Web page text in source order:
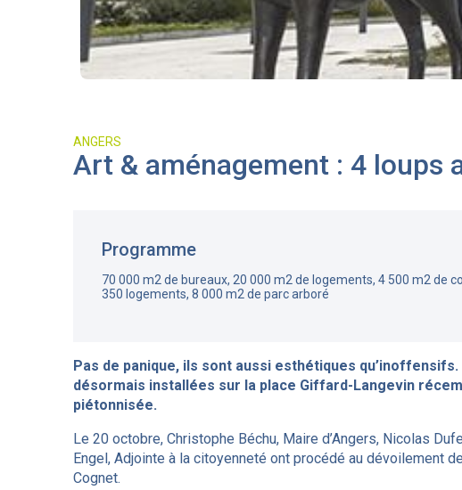
ANGERS
Art & aménagement : 4 loups
Programme
70 000 m2 de bureaux, 20 000 m2 de logements, 4 500 m2 de
350 logements, 8 000 m2 de parc arboré
Pas de panique, ils sont aussi esthétiques
désormais installées sur la place Giffard-Langevin
piétonnisée.
Le 20 octobre, Christophe Béchu, Maire d’Angers, Nicolas
Engel, Adjointe à la citoyenneté ont procédé au dévoilement
Cognet.